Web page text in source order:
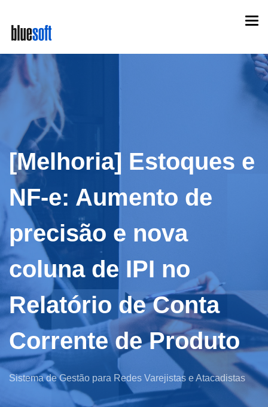
main
content
[Melhoria] Estoques e
NF-e: Aumento de
precisão e nova
coluna de IPI no
Relatório de Conta
Corrente de Produto
Sistema de Gestão para Redes Varejistas e Atacadistas